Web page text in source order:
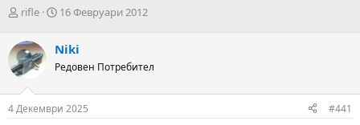
А
т
о
р
а
т
rifle
Н
а
л
а
Д
16 Февруари 2012
Niki
Редовен Потребител
4 Декември 2025 #441